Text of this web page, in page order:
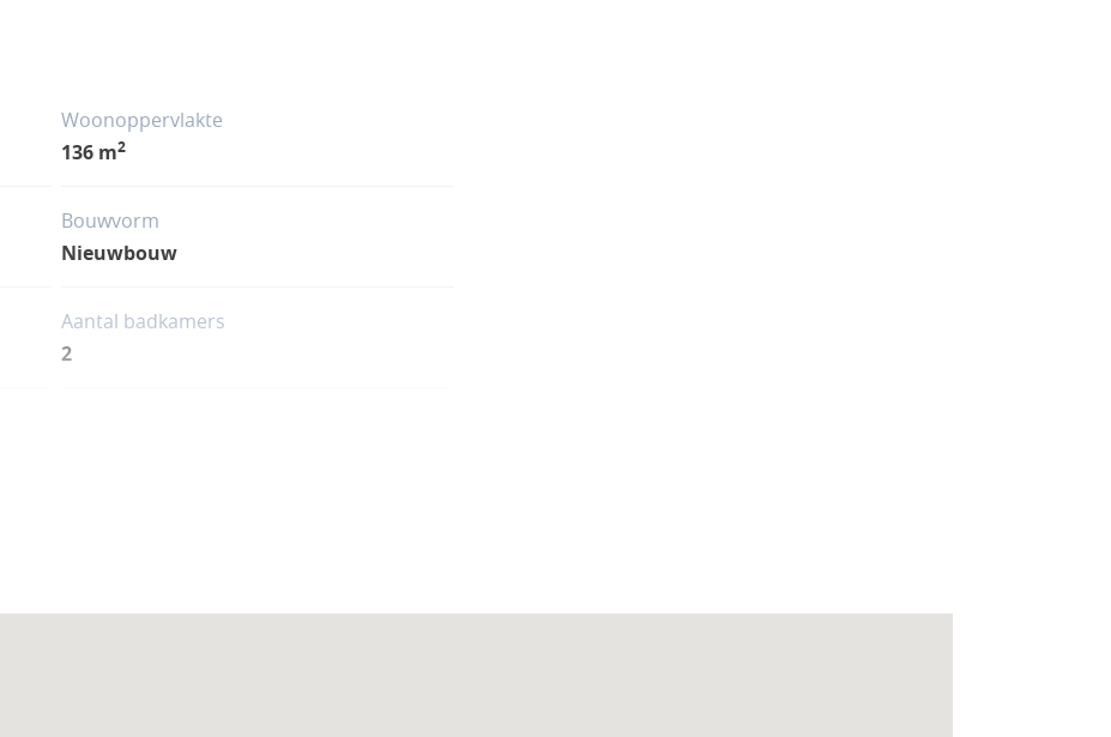
hebben bovendien een buitendouche.
complex, aangelegde tuinen,
en een wellnessgedeelte met
dicht bij zee en met eigentijdse
Woonoppervlakte
136 m2
Bouwvorm
Nieuwbouw
Aantal badkamers
2